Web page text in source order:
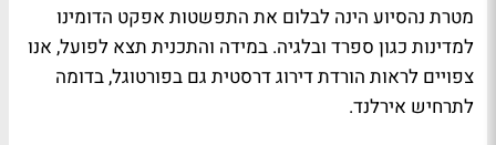
מטרת נהסיוע הינה לבלום את התפשטות אפקט הדומינו
למדינות כגון ספרד ובלגיה. במידה והתכנית תצא לפועל, אנו
צפויים לראות הורדת דירוג דרסטית גם בפורטוגל, בדומה
לתרחיש אירלנד.